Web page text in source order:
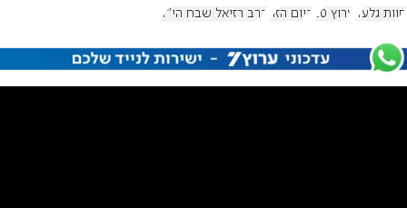
חוות גלעד ערוץ 20 היום הזה הרב רזיאל שבח הי"ד